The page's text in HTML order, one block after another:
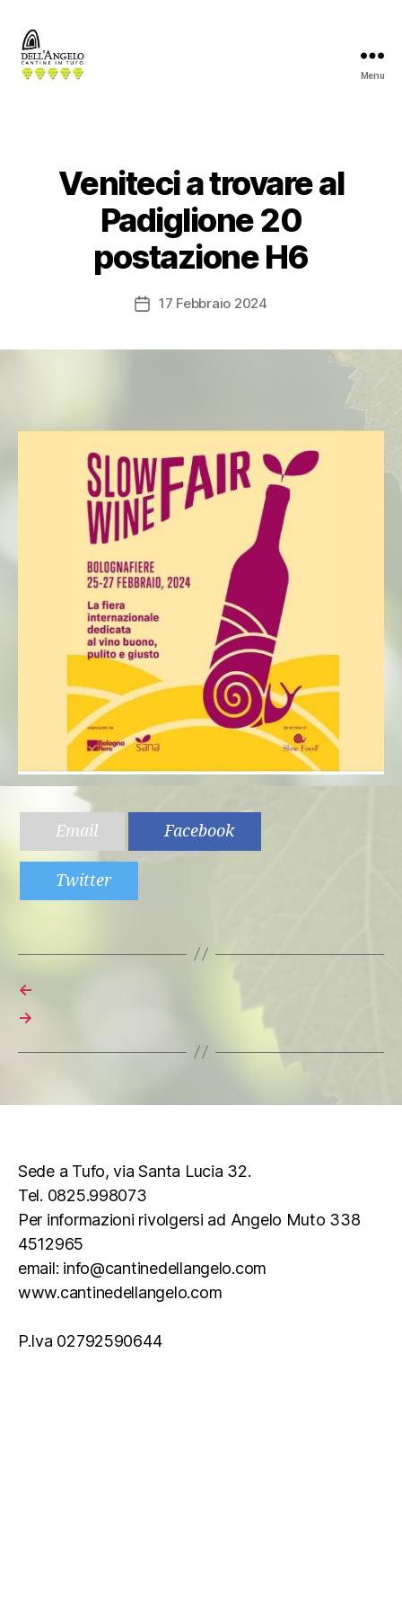
Menu
Veniteci a trovare al
Padiglione 20
postazione H6
Data17 Febbraio 2024
Email Facebook
Twitter
←
→
Sede a Tufo, via Santa Lucia 32.
Tel. 0825.998073
Per informazioni rivolgersi ad Angelo Muto 338
4512965
email: info@cantinedellangelo.com
www.cantinedellangelo.com
P.Iva 02792590644